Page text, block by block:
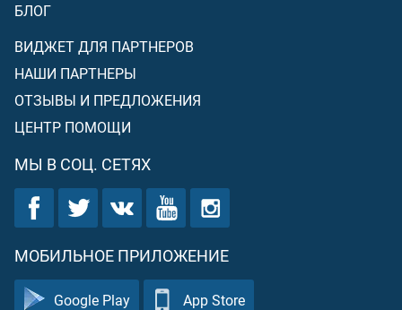
БЛОГ
ВИДЖЕТ ДЛЯ ПАРТНЕРОВ
НАШИ ПАРТНЕРЫ
ОТЗЫВЫ И ПРЕДЛОЖЕНИЯ
ЦЕНТР ПОМОЩИ
МЫ В СОЦ. СЕТЯХ
МОБИЛЬНОЕ ПРИЛОЖЕНИЕ
Google Play App Store